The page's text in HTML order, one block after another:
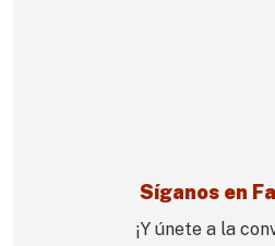
Síganos en
¡Y únete a la